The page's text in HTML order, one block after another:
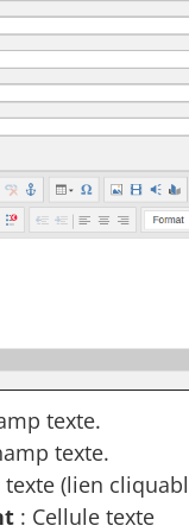
texte.
texte.
(lien
: Cellule texte